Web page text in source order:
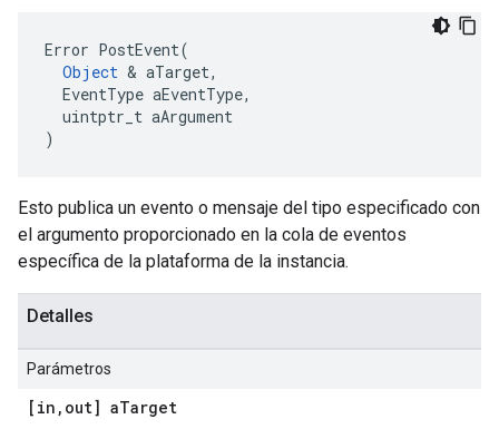
Error PostEvent(
Object & aTarget,
  EventType aEventType,
  uintptr_t aArgument
)
Esto publica un evento o mensaje del tipo especificado con
el argumento proporcionado en la cola de eventos
específica de la plataforma de la instancia.
Detalles
Parámetros
[in , out] aTarget